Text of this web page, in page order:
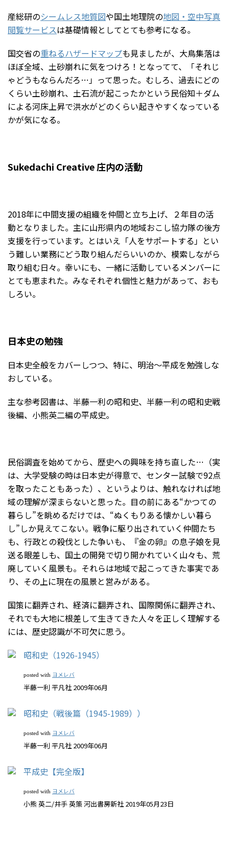
産総研のシームレス地質図や国土地理院の地図・空中写真
閲覧サービスは基礎情報としてとても参考になる。
国交省の重ねるハザードマップも見ましたが、大鳥集落は
ほぼ全域、土砂崩れに気をつけろ！となってて、「それじ
ゃどうもならんだろ…」って思った。むしろ、過去にどの
くらい土砂崩れ、土石流が起こったかという民俗知＋ダム
による河床上昇で洪水がどのくらい起きやすくなっている
かが気になる。
Sukedachi Creative 庄内の活動
2018年に中間支援の組織を仲間と立ち上げ、２年目の活
動となりました。主に山形県内の地域おこし協力隊の後方
支援を行っています。とはいえ「人をサポートする」とい
う難しい業務にどう取り組んだらいいのか、模索しながら
取り組む日々。幸いにも、一緒に活動しているメンバーに
とても恵まれた。みなそれぞれ個性と魅力があって、おも
しろい。
日本史の勉強
日本史全般をカバーしつつ、特に、明治～平成を勉強しな
おしている。
主な参考図書は、半藤一利の昭和史、半藤一利の昭和史戦
後編、小熊英二編の平成史。
民俗調査を始めてから、歴史への興味を持ち直した…（実
は、大学受験の時は日本史が得意で、センター試験で92点
を取ったこともあった）、というよりは、触れなければ地
域の理解が深まらないと思った。目の前にある“かつての
暮らし”を眺めるだけでは、“ぬくもりある懐かしい暮ら
し”しか見えてこない。戦争に駆り出されていく仲間たち
も、行政との殺伐とした争いも、『金の卵』の息子娘を見
送る眼差しも、国土の開発で切り開かれていく山々も、荒
廃していく風景も。それらは地域で起こってきた事実であ
り、その上に現在の風景と営みがある。
国策に翻弄され、経済に翻弄され、国際関係に翻弄され、
それでも大地に根差して生きてきた人々を正しく理解する
には、歴史認識が不可欠に思う。
昭和史（1926-1945）
posted with ヨメレバ
半藤一利 平凡社 2009年06月
昭和史（戦後篇（1945-1989））
posted with ヨメレバ
半藤一利 平凡社 2009年06月
平成史【完全版】
posted with ヨメレバ
小熊 英二/井手 英策 河出書房新社 2019年05月23日